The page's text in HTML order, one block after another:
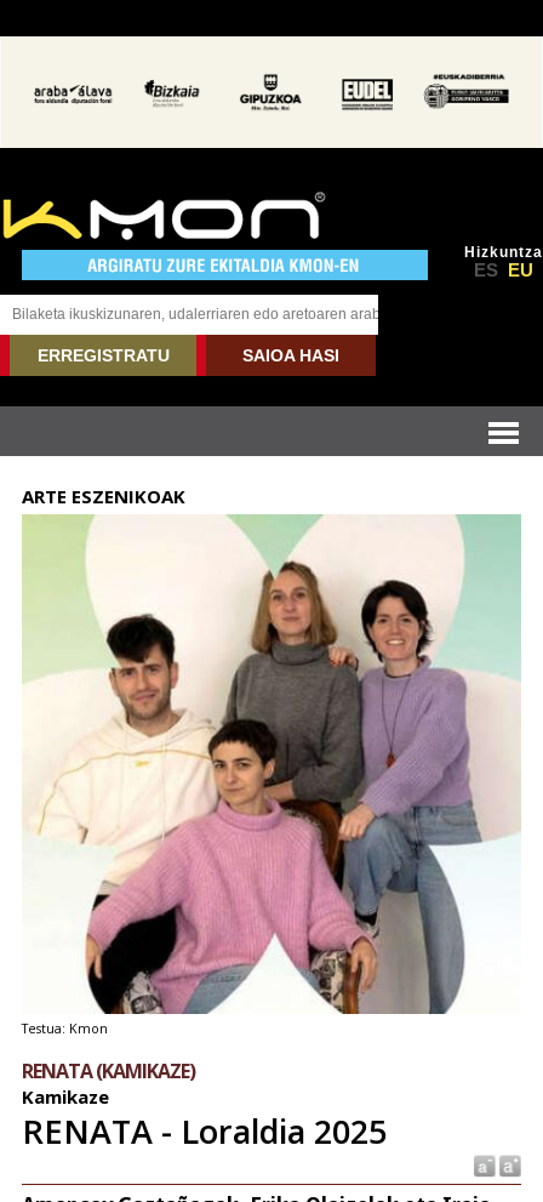
Hizkuntza
ES EU
ERREGISTRATU SAIOA HASI
ARTE ESZENIKOAK
Testua: Kmon
RENATA (KAMIKAZE)
Kamikaze
RENATA - Loraldia 2025